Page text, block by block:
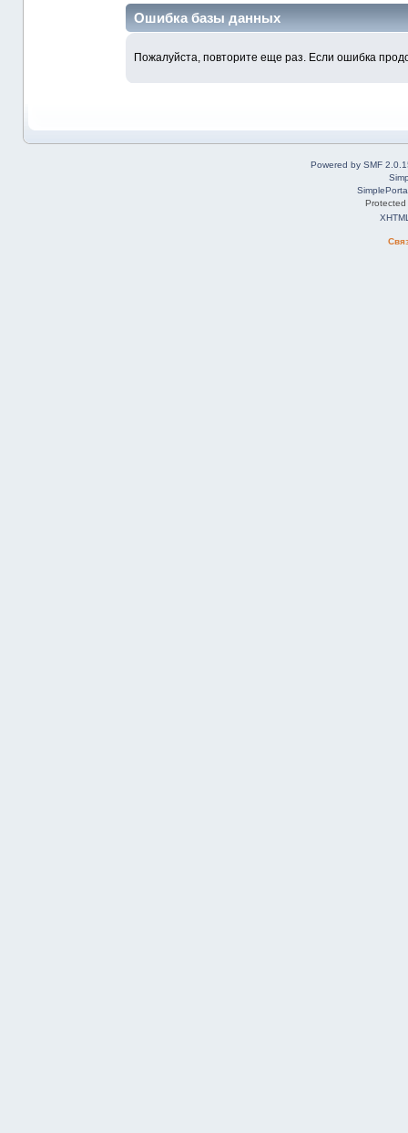
Ошибка базы данных
Пожалуйста, повторите еще раз. Если ошибка
Powered by SMF